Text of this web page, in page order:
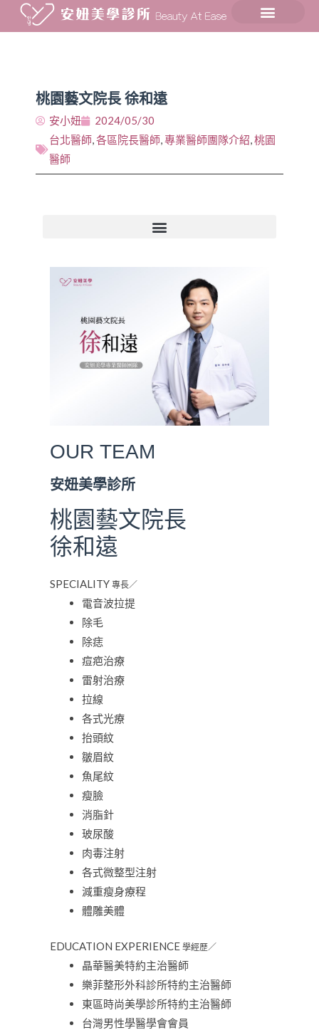
桃園藝文院長 徐和遠
安小妞
2024/05/30
台北醫師,各區院長醫師,專業醫師團隊介紹,桃園
醫師
OUR TEAM
安妞美學診所
桃園藝文院長
徐和遠
SPECIALITY 專長／
電音波拉提
除毛
除痣
痘疤治療
雷射治療
拉線
各式光療
抬頭紋
皺眉紋
魚尾紋
瘦臉
消脂針
玻尿酸
肉毒注射
各式微整型注射
減重瘦身療程
體雕美體
EDUCATION EXPERIENCE 學經歷／
晶華醫美特約主治醫師
樂菲整形外科診所特約主治醫師
東區時尚美學診所特約主治醫師
台灣男性學醫學會會員